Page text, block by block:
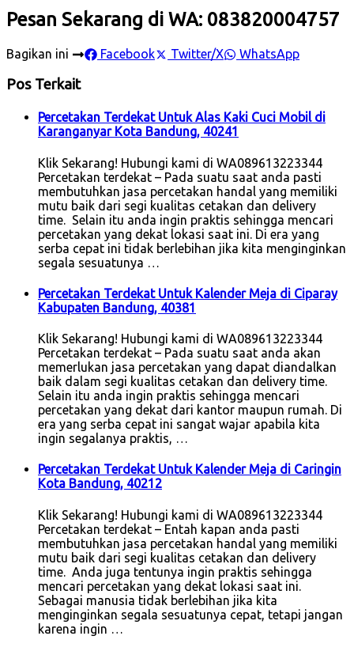
Pesan Sekarang di WA: 083820004757
Bagikan ini Facebook Twitter/X WhatsApp
Pos Terkait
Percetakan Terdekat Untuk Alas Kaki Cuci Mobil di
Karanganyar Kota Bandung, 40241
Klik Sekarang! Hubungi kami di WA089613223344
Percetakan terdekat – Pada suatu saat anda pasti
membutuhkan jasa percetakan handal yang memiliki
mutu baik dari segi kualitas cetakan dan delivery
time. Selain itu anda ingin praktis sehingga mencari
percetakan yang dekat lokasi saat ini. Di era yang
serba cepat ini tidak berlebihan jika kita menginginkan
segala sesuatunya …
Percetakan Terdekat Untuk Kalender Meja di Ciparay
Kabupaten Bandung, 40381
Klik Sekarang! Hubungi kami di WA089613223344
Percetakan terdekat – Pada suatu saat anda akan
memerlukan jasa percetakan yang dapat diandalkan
baik dalam segi kualitas cetakan dan delivery time.
Selain itu anda ingin praktis sehingga mencari
percetakan yang dekat dari kantor maupun rumah. Di
era yang serba cepat ini sangat wajar apabila kita
ingin segalanya praktis, …
Percetakan Terdekat Untuk Kalender Meja di Caringin
Kota Bandung, 40212
Klik Sekarang! Hubungi kami di WA089613223344
Percetakan terdekat – Entah kapan anda pasti
membutuhkan jasa percetakan handal yang memiliki
mutu baik dari segi kualitas cetakan dan delivery
time. Anda juga tentunya ingin praktis sehingga
mencari percetakan yang dekat lokasi saat ini.
Sebagai manusia tidak berlebihan jika kita
menginginkan segala sesuatunya cepat, tetapi jangan
karena ingin …